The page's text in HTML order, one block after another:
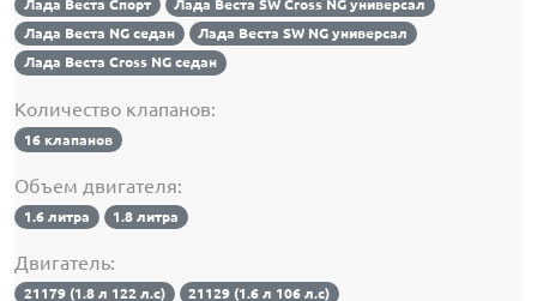
Лада Веста Спорт
Лада Веста SW Cross NG универсал
Лада Веста NG седан
Лада Веста SW NG универсал
Лада Веста Cross NG седан
Количество клапанов:
16 клапанов
Объем двигателя:
1.6 литра 1.8 литра
Двигатель:
21179 (1.8 л 122 л.с) 21129 (1.6 л 106 л.с)